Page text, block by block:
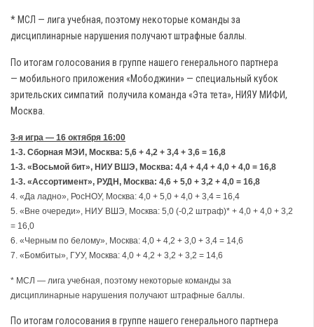
* МСЛ — лига учебная, поэтому некоторые команды за
дисциплинарные нарушения получают штрафные баллы.
По итогам голосования в группе нашего генерального партнера
— мобильного приложения «Мободжини» — специальный кубок
зрительских симпатий получила команда «Эта тета», НИЯУ МИФИ,
Москва.
3-я игра — 16 октября 16:00
1-3. Сборная МЭИ, Москва: 5,6 + 4,2 + 3,4 + 3,6 = 16,8
1-3. «Восьмой бит», НИУ ВШЭ, Москва: 4,4 + 4,4 + 4,0 + 4,0 = 16,8
1-3. «Ассортимент», РУДН, Москва: 4,6 + 5,0 + 3,2 + 4,0 = 16,8
4. «Да ладно», РосНОУ, Москва: 4,0 + 5,0 + 4,0 + 3,4 = 16,4
5. «Вне очереди», НИУ ВШЭ, Москва: 5,0 (-0,2 штраф)* + 4,0 + 4,0 + 3,2
= 16,0
6. «Черным по белому», Москва: 4,0 + 4,2 + 3,0 + 3,4 = 14,6
7. «Бомбиты», ГУУ, Москва: 4,0 + 4,2 + 3,2 + 3,2 = 14,6
* МСЛ — лига учебная, поэтому некоторые команды за
дисциплинарные нарушения получают штрафные баллы.
По итогам голосования в группе нашего генерального партнера